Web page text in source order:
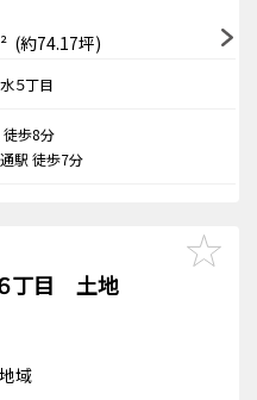
(約74.17坪)
５丁目
歩8分
駅 徒歩7分
丁目 土地
域